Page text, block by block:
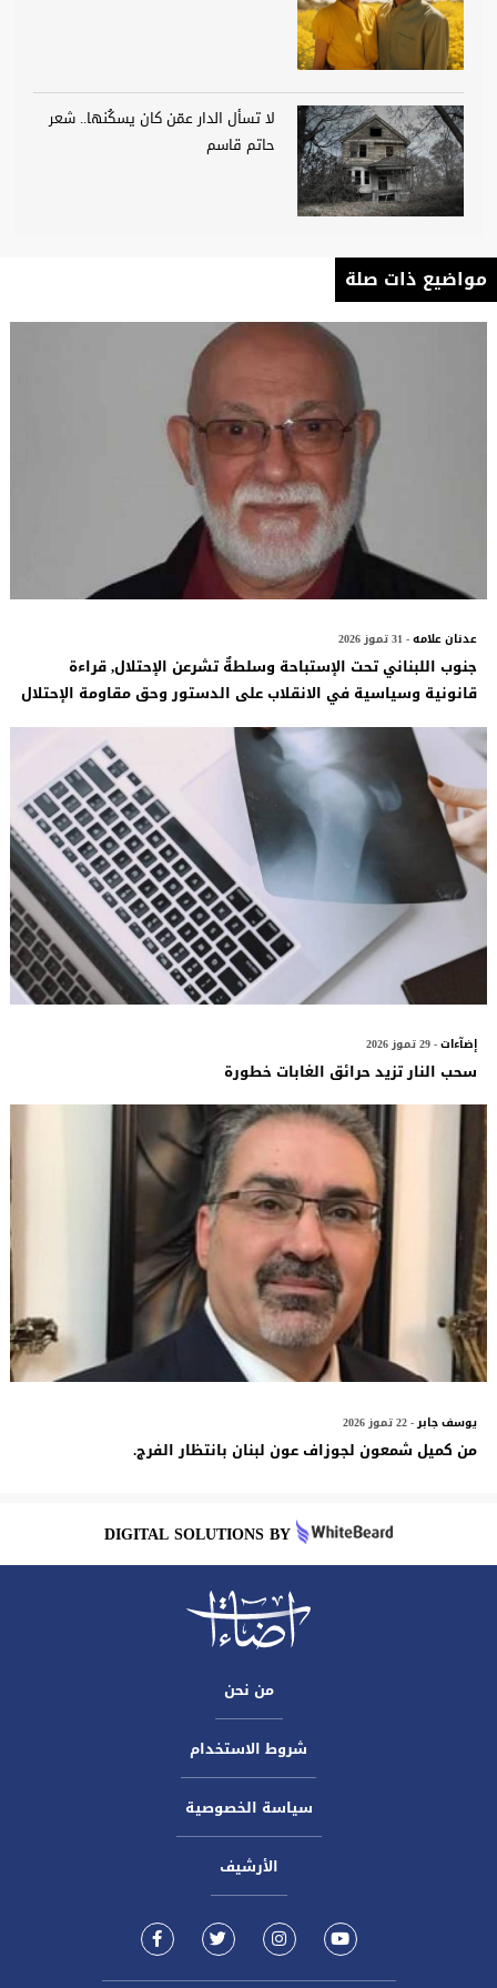
لا تسأل الدار عمّن كان يسكُنها.. شعر
حاتم قاسم
مواضيع ذات صلة
عدنان علامه- 31 تموز 2026
جنوب اللبناني تحت الإستباحة وسلطةٌ تشرعن الإحتلال, قراءة
قانونية وسياسية في الانقلاب على الدستور وحق مقاومة الإحتلال
إضآءات- 29 تموز 2026
سحب النار تزيد حرائق الغابات خطورة
يوسف جابر- 22 تموز 2026
من كميل شمعون لجوزاف عون لبنان بانتظار الفرج.
DIGITAL SOLUTIONS BY
من نحن
شروط الاستخدام
سياسة الخصوصية
الأرشيف